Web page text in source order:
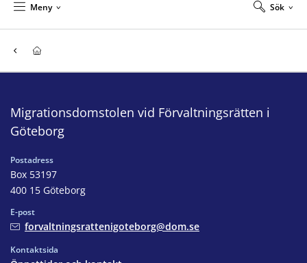
Sök
Meny
Migrationsdomstolen vid Förvaltningsrätten i
Göteborg
Postadress
Box 53197
400 15 Göteborg
E-post
forvaltningsrattenigoteborg@dom.se
Kontaktsida